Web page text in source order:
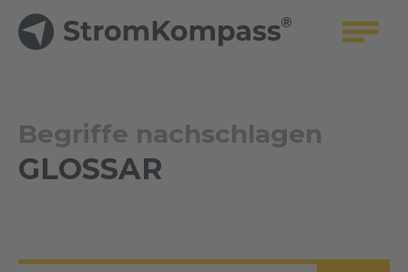
Begriffe nachschlagen
GLOSSAR